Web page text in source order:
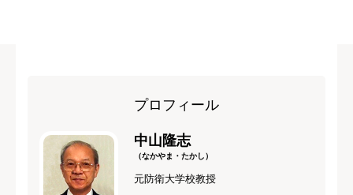
プロフィール
中山隆志
（なかやま・たかし）
元防衛大学校教授